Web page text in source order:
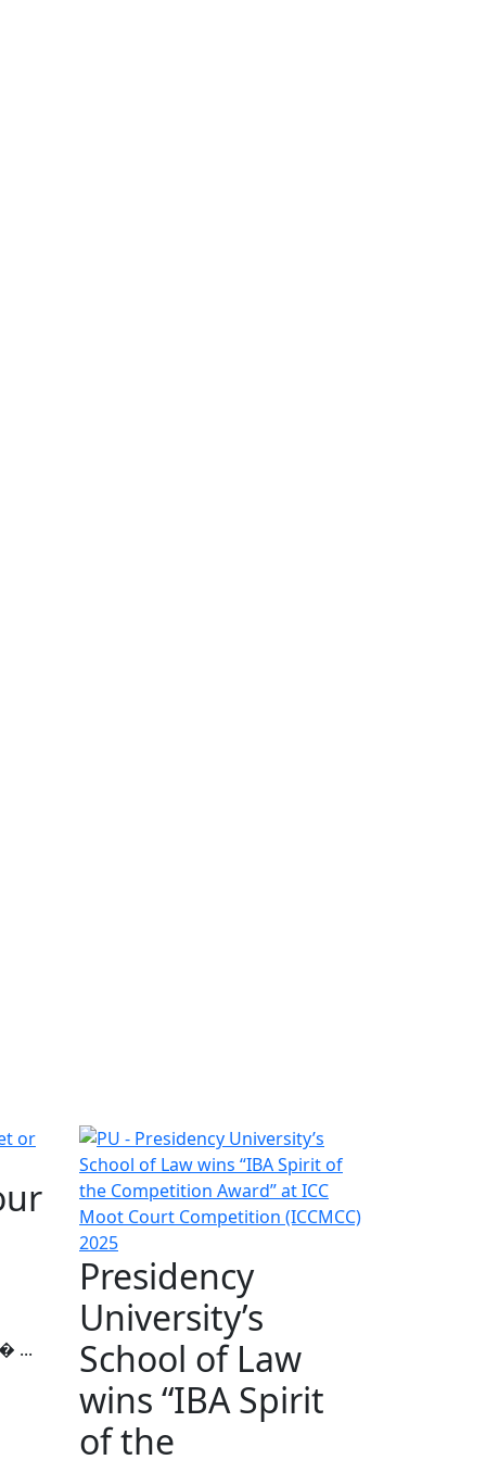
...
Presidency
University’s
School of Law
wins “IBA Spirit
of the